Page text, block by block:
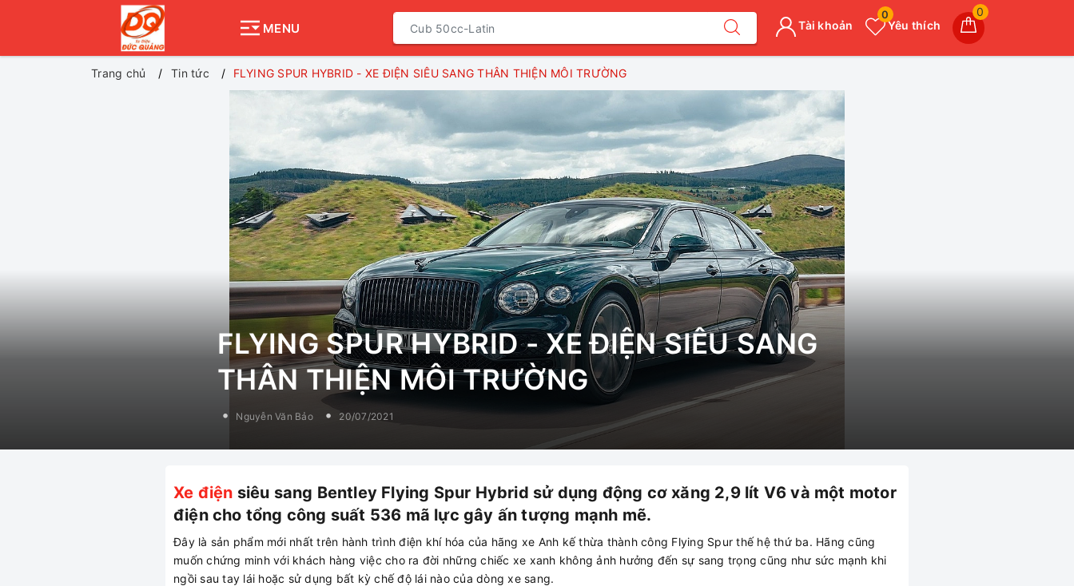
MENU
0
Yêu thích
0
Tài khoản
Trang chủ Tin tức FLYING SPUR HYBRID - XE ĐIỆN SIÊU SANG THÂN THIỆN MÔI TRƯỜNG
FLYING SPUR HYBRID - XE ĐIỆN SIÊU SANG
THÂN THIỆN MÔI TRƯỜNG
Nguyễn Văn Bảo 20/07/2021
Xe điện siêu sang Bentley Flying Spur Hybrid sử dụng động cơ xăng 2,9 lít V6 và một motor
điện cho tổng công suất 536 mã lực gây ấn tượng mạnh mẽ.
Đây là sản phẩm mới nhất trên hành trình điện khí hóa của hãng xe Anh kế thừa thành công Flying Spur thế hệ thứ ba. Hãng cũng
muốn chứng minh với khách hàng việc cho ra đời những chiếc xe xanh không ảnh hưởng đến sự sang trọng cũng như sức mạnh khi
ngồi sau tay lái hoặc sử dụng bất kỳ chế độ lái nào của dòng xe sang.